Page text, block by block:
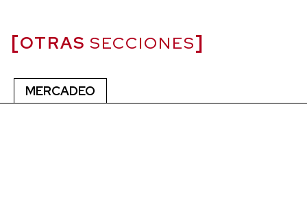
OTRAS SECCIONES
MERCADEO